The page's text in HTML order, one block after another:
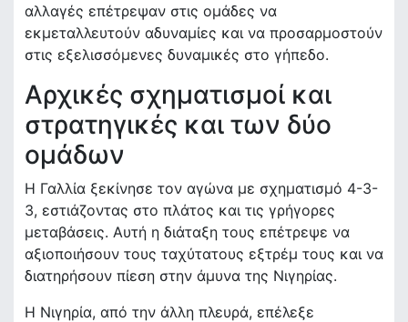
αλλαγές επέτρεψαν στις ομάδες να
εκμεταλλευτούν αδυναμίες και να προσαρμοστούν
στις εξελισσόμενες δυναμικές στο γήπεδο.
Αρχικές σχηματισμοί και
στρατηγικές και των δύο
ομάδων
Η Γαλλία ξεκίνησε τον αγώνα με σχηματισμό 4-3-
3, εστιάζοντας στο πλάτος και τις γρήγορες
μεταβάσεις. Αυτή η διάταξη τους επέτρεψε να
αξιοποιήσουν τους ταχύτατους εξτρέμ τους και να
διατηρήσουν πίεση στην άμυνα της Νιγηρίας.
Η Νιγηρία, από την άλλη πλευρά, επέλεξε